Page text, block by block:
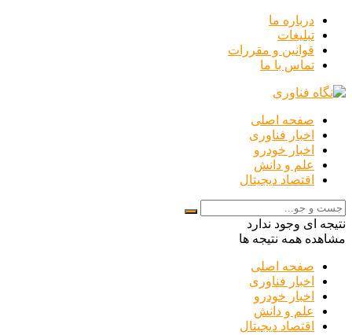
درباره ما
تبلیغات
قوانین و مقررات
تماس با ما
صفحه اصلی
اخبار فناوری
اخبار خودرو
علم و دانش
اقتصاد دیجیتال
نتیجه ای وجود ندارد
مشاهده همه نتیجه ها
صفحه اصلی
اخبار فناوری
اخبار خودرو
علم و دانش
اقتصاد دیجیتال